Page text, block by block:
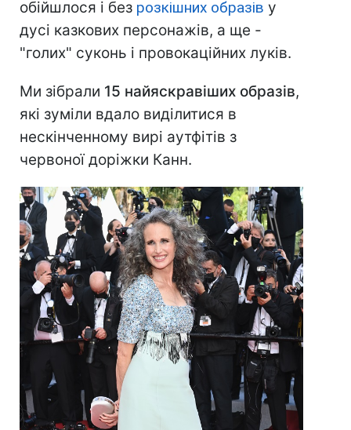
обійшлося і без розкішних образів у
дусі казкових персонажів, а ще -
"голих" суконь і провокаційних луків.
Ми зібрали 15 найяскравіших образів,
які зуміли вдало виділитися в
нескінченному вирі аутфітів з
червоної доріжки Канн.